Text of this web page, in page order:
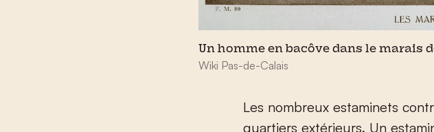
Un homme en bacôve dans le marais
Wiki Pas-de-Calais
Les nombreux estaminets
quartiers extérieurs. Un